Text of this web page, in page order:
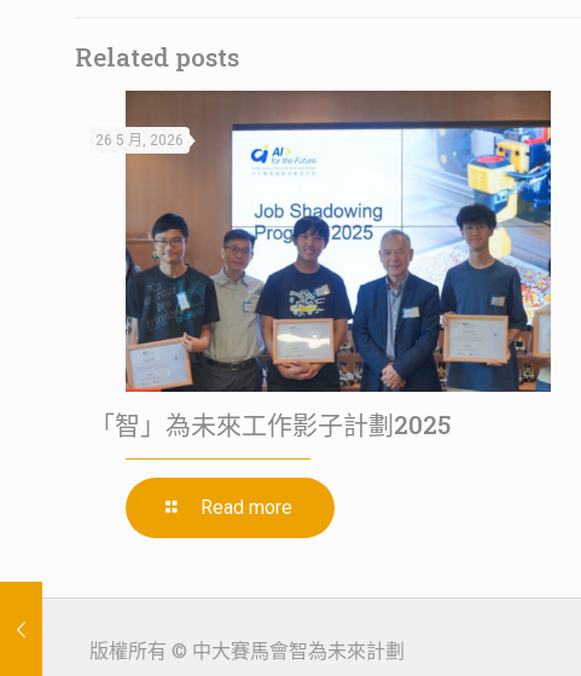
Related posts
26 5 月, 2026
「智」為未來⼯作影⼦計劃2025
Read more
版權所有 © 中大賽馬會智為未來計劃